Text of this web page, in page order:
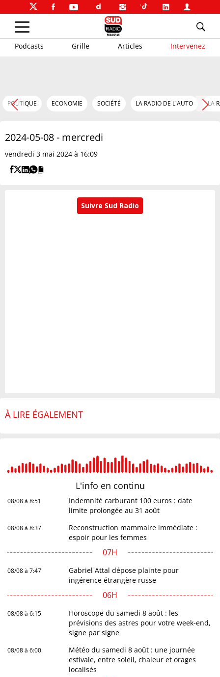
Podcasts Grille Articles Intervenez
POLITIQUE ECONOMIE SOCIÉTÉ LA RADIO DE L'AUTO LA
2024-05-08 - mercredi
vendredi 3 mai 2024 à 16:09
Suivre Sud Radio
À LIRE ÉGALEMENT
L'info en continu
08/08 à 8:51
Indemnité carburant 100 euros : date
limite prolongée au 31 août
08/08 à 8:37
Reconstruction mammaire immédiate :
espoir pour les femmes
07H
08/08 à 7:47
Gabriel Attal dépose plainte pour
ingérence étrangère russe
06H
08/08 à 6:15
Horoscope du samedi 8 août : les
prévisions des astres pour votre week-end,
signe par signe
08/08 à 6:00
Météo du samedi 8 août : une journée
estivale, entre soleil, chaleur et orages
localisés